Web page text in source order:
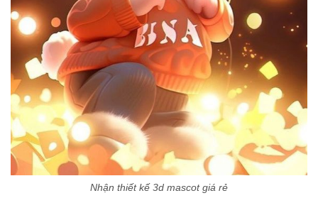
Nhận thiết kế 3d mascot giá rẻ